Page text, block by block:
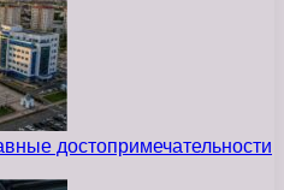
достопримечательности